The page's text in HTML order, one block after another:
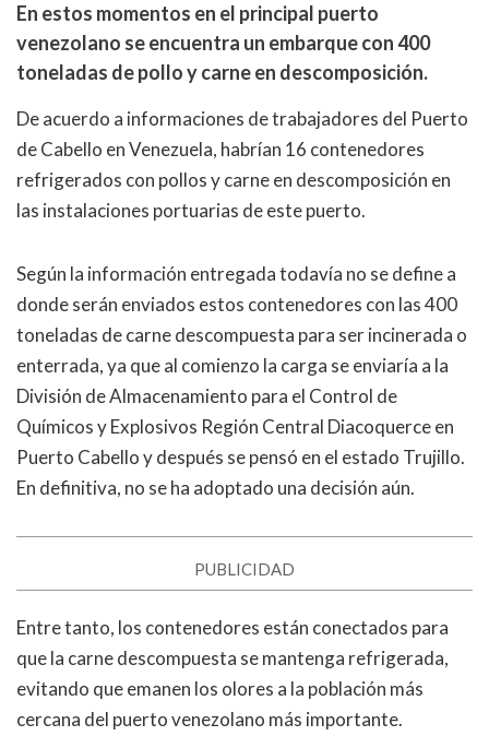
En estos momentos en el principal puerto
venezolano se encuentra un embarque con 400
toneladas de pollo y carne en descomposición.
De acuerdo a informaciones de trabajadores del Puerto
de Cabello en Venezuela, habrían 16 contenedores
refrigerados con pollos y carne en descomposición en
las instalaciones portuarias de este puerto.
Según la información entregada todavía no se define a
donde serán enviados estos contenedores con las 400
toneladas de carne descompuesta para ser incinerada o
enterrada, ya que al comienzo la carga se enviaría a la
División de Almacenamiento para el Control de
Químicos y Explosivos Región Central Diacoquerce en
Puerto Cabello y después se pensó en el estado Trujillo.
En definitiva, no se ha adoptado una decisión aún.
PUBLICIDAD
Entre tanto, los contenedores están conectados para
que la carne descompuesta se mantenga refrigerada,
evitando que emanen los olores a la población más
cercana del puerto venezolano más importante.